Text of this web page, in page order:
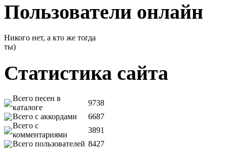
Пользователи онлайн
Никого нет, а кто же тогда
ты)
Статистика сайта
Всего песен в
каталоге
9738
Всего с аккордами
6687
Всего с
комментариями
3891
Всего пользователей 8427